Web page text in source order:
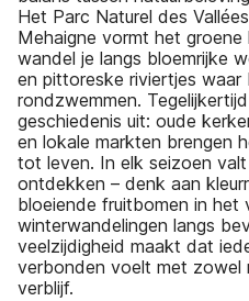
Het Parc Naturel des
Mehaigne vormt het
wandel je langs bloemrijke
en pittoreske riviertjes waar
rondzwemmen.
geschiedenis uit: oude
en lokale markten brengen
tot leven. In elk seizoen
ontdekken – denk aan
bloeiende fruitbomen in het
winterwandelingen langs
veelzijdigheid maakt dat
verbonden voelt met zowel
verblijf.